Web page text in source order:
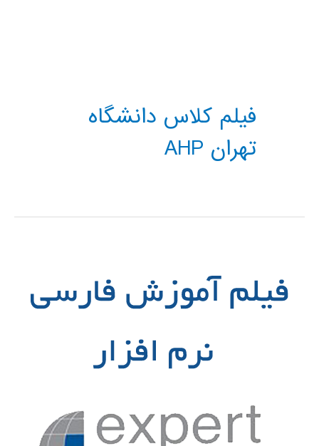
فیلم کلاس دانشگاه
تهران AHP